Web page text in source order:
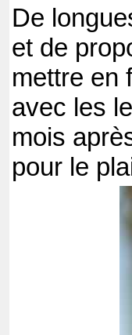
De
et de
mettre en
avec les
mois
pour le